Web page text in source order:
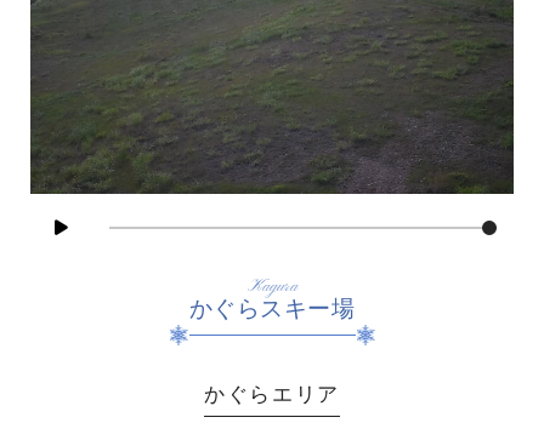
Kagura
かぐらスキー場
かぐらエリア